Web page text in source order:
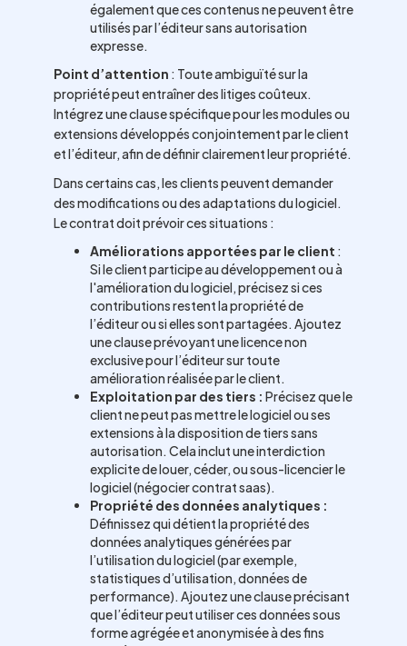
également que ces contenus ne peuvent être
utilisés par l’éditeur sans autorisation
expresse.
Point d’attention : Toute ambiguïté sur la
propriété peut entraîner des litiges coûteux.
Intégrez une clause spécifique pour les modules ou
extensions développés conjointement par le client
et l’éditeur, afin de définir clairement leur propriété.
Dans certains cas, les clients peuvent demander
des modifications ou des adaptations du logiciel.
Le contrat doit prévoir ces situations :
Améliorations apportées par le client :
Si le client participe au développement ou à
l'amélioration du logiciel, précisez si ces
contributions restent la propriété de
l’éditeur ou si elles sont partagées. Ajoutez
une clause prévoyant une licence non
exclusive pour l’éditeur sur toute
amélioration réalisée par le client.
Exploitation par des tiers : Précisez que le
client ne peut pas mettre le logiciel ou ses
extensions à la disposition de tiers sans
autorisation. Cela inclut une interdiction
explicite de louer, céder, ou sous-licencier le
logiciel (négocier contrat saas).
Propriété des données analytiques :
Définissez qui détient la propriété des
données analytiques générées par
l’utilisation du logiciel (par exemple,
statistiques d’utilisation, données de
performance). Ajoutez une clause précisant
que l’éditeur peut utiliser ces données sous
forme agrégée et anonymisée à des fins